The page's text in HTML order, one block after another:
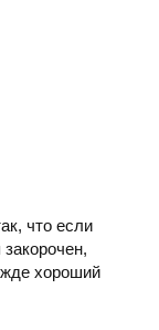
что если
хороший